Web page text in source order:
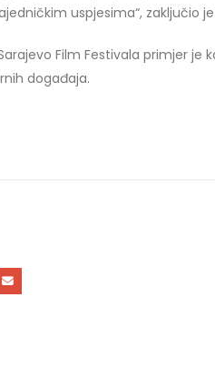
uspjesima“, zaključio
Film Festivala primjer
događaja.